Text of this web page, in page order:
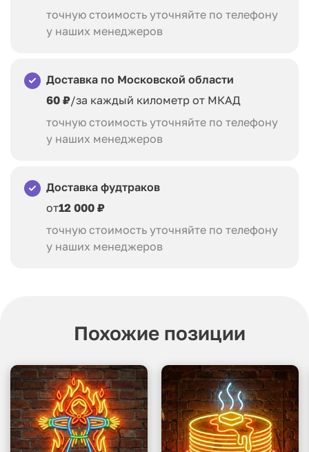
точную стоимость уточняйте по телефону
у наших менеджеров
Доставка по Московской области
60 ₽/за каждый километр от МКАД
точную стоимость уточняйте по телефону
у наших менеджеров
Доставка фудтраков
от12 000 ₽
точную стоимость уточняйте по телефону
у наших менеджеров
Похожие позиции